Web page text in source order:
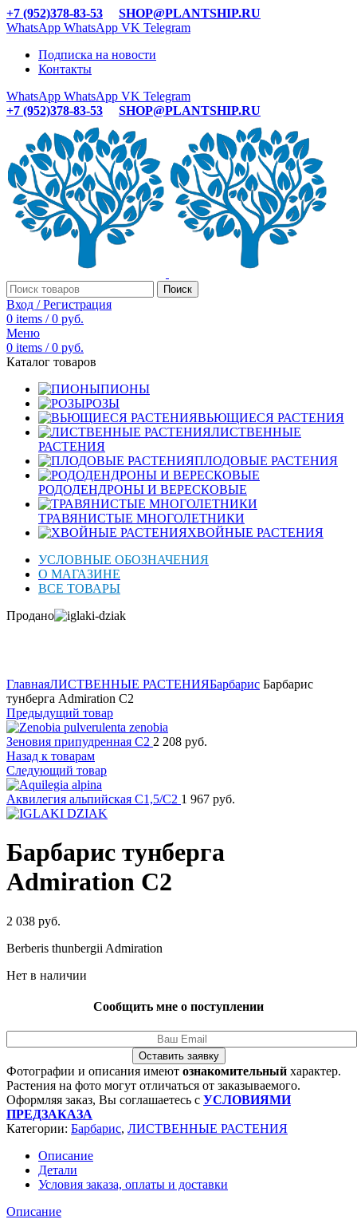
+7 (952)378-83-53
SHOP@PLANTSHIP.RU
WhatsApp WhatsApp VK Telegram
Подписка на новости
Контакты
WhatsApp WhatsApp VK Telegram
+7 (952)378-83-53
SHOP@PLANTSHIP.RU
Поиск
Вход / Регистрация
0 items / 0 руб.
Меню
0 items / 0 руб.
Каталог товаров
ПИОНЫ
РОЗЫ
ВЬЮЩИЕСЯ РАСТЕНИЯ
ЛИСТВЕННЫЕ
РАСТЕНИЯ
ПЛОДОВЫЕ РАСТЕНИЯ
РОДОДЕНДРОНЫ И ВЕРЕСКОВЫЕ
ТРАВЯНИСТЫЕ МНОГОЛЕТНИКИ
ХВОЙНЫЕ РАСТЕНИЯ
УСЛОВНЫЕ ОБОЗНАЧЕНИЯ
О МАГАЗИНЕ
ВСЕ ТОВАРЫ
Продано
ГлавнаяЛИСТВЕННЫЕ РАСТЕНИЯБарбарис Барбарис
тунберга Admiration C2
Предыдущий товар
Зеновия припудренная C2 2 208 руб.
Назад к товарам
Следующий товар
Аквилегия альпийская C1,5/C2 1 967 руб.
Барбарис тунберга
Admiration C2
2 038 руб.
Berberis thunbergii Admiration
Нет в наличии
Сообщить мне о поступлении
Оставить заявку
Фотографии и описания имеют ознакомительный характер.
Растения на фото могут отличаться от заказываемого.
Оформляя заказ, Вы соглашаетесь с УСЛОВИЯМИ
ПРЕДЗАКАЗА
Категории: Барбарис, ЛИСТВЕННЫЕ РАСТЕНИЯ
Описание
Детали
Условия заказа, оплаты и доставки
Описание